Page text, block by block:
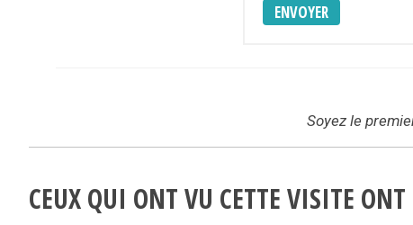
ENVOYER
Soyez le
CEUX QUI ONT VU CETTE VISITE